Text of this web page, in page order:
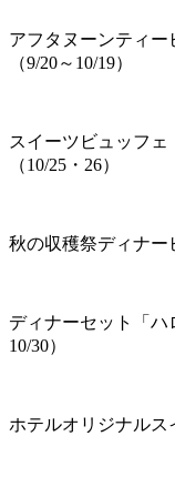
アフタヌーンティー
（9/20～10/19）
スイーツビュッフェ
（10/25・26）
秋の収穫祭ディナー
ディナーセット「ハ
10/30）
ホテルオリジナルス